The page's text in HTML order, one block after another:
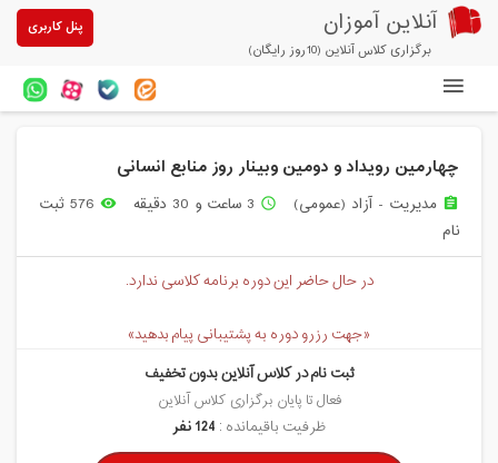
آنلاین آموزان
برگزاری کلاس آنلاین (10روز رایگان)
پنل کاربری
آزمون های آنلاین
درباره ما
چهارمین رویداد و دومین وبینار روز منابع انسانی
assignment مدیریت - آزاد (عمومی) access_time 3 ساعت و 30 دقیقه remove_red_eye
576 ثبت
نام
در حال حاضر این دوره برنامه کلاسی ندارد.
«جهت رزرو دوره به پشتیبانی پیام بدهید»
ثبت نام در کلاس آنلاین بدون تخفیف
فعال تا پایان برگزاری کلاس آنلاین
ظرفیت باقیمانده : 124 نفر